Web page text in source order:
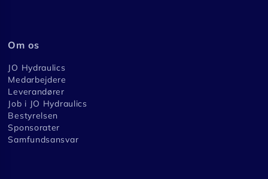
Om os
JO Hydraulics
Medarbejdere
Leverandører
Job i JO Hydraulics
Bestyrelsen
Sponsorater
Samfundsansvar